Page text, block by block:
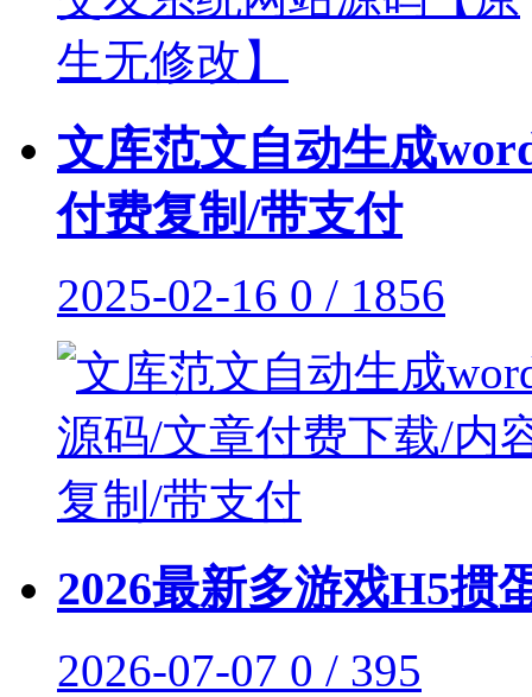
文库范文自动生成
付费复制/带支付
2025-02-16 0 / 1856
2026最新多游戏H5掼
2026-07-07 0 / 395